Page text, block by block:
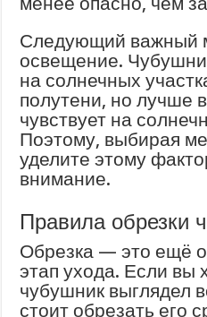
Следующий важный
освещение.
на солнечных
полутени, но лучше
чувствует на
Поэтому, выбирая
уделите этому
внимание.
Правила обрезки
Обрезка — это ещё
этап ухода. Если вы
чубушник выглядел
стоит обрезать его